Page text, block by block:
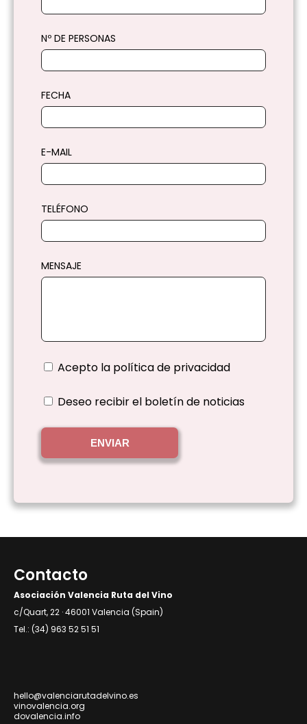
Nº DE PERSONAS
FECHA
E-MAIL
TELÉFONO
MENSAJE
Acepto la política de privacidad
Deseo recibir el boletín de noticias
ENVIAR
Contacto
Asociación Valencia Ruta del Vino
c/Quart, 22 · 46001 Valencia (Spain)
Tel.: (34) 963 52 51 51
hello@valenciarutadelvino.es
vinovalencia.org
dovalencia.info